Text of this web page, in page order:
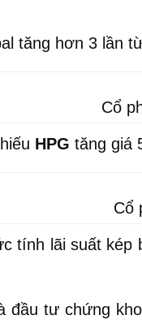
tăng hơn 3 lần
Cổ
HPG tăng giá
Cổ
tính lãi suất kép
đầu tư chứng